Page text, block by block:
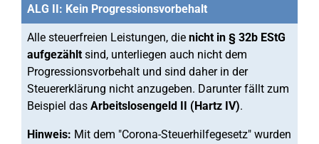
ALG II: Kein Progressionsvorbehalt
Alle steuerfreien Leistungen, die nicht in § 32b EStG
aufgezähltsind, unterliegen auch nicht dem
Progressionsvorbehalt und sind daher in der
Steuererklärung nicht anzugeben. Darunter fällt zum
Beispiel das Arbeitslosengeld II (Hartz IV).
Hinweis: Mit dem "Corona-Steuerhilfegesetz" wurden